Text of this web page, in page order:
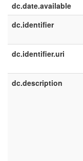
dc.date.available
dc.identifier
dc.identifier.uri
dc.description